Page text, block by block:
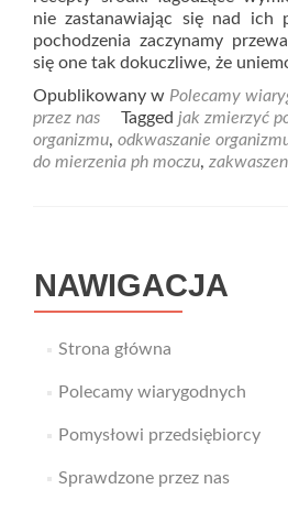
nie zastanawiając się nad ich
pochodzenia zaczynamy
się one tak dokuczliwe, że
Opublikowany w Polecamy
przez nas
Tagged jak zmierzyć
organizmu, odkwaszanie
do mierzenia ph moczu,
NAWIGACJA
Strona główna
Polecamy wiarygodnych
Pomysłowi przedsiębiorcy
Sprawdzone przez nas